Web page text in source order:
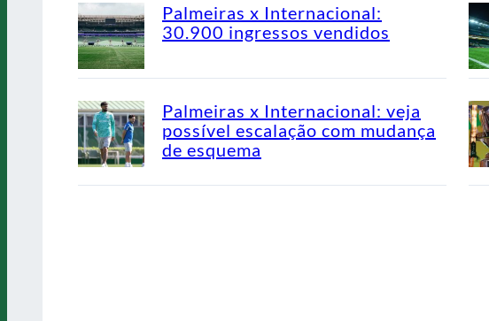
Palmeiras x Internacional:
30.900 ingressos vendidos
Palmeiras x Internacional: veja
possível escalação com mudança
de esquema